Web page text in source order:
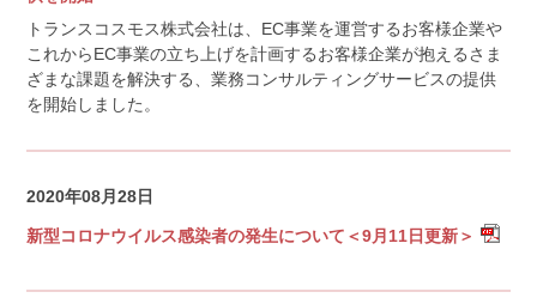
トランスコスモス株式会社は、EC事業を運営するお客様企業や
これからEC事業の立ち上げを計画するお客様企業が抱えるさま
ざまな課題を解決する、業務コンサルティングサービスの提供
を開始しました。
2020年08月28日
新型コロナウイルス感染者の発生について＜9月11日更新＞